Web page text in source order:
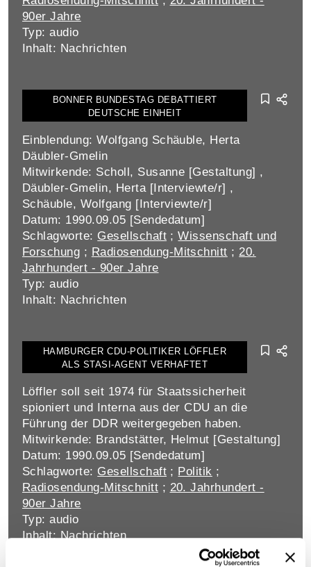
90er Jahre
Typ: audio
Inhalt: Nachrichten
BONNER BUNDESTAG DEBATTIERT
DEUTSCHE EINHEIT
Einblendung: Wolfgang Schäuble, Herta
Däubler-Gmelin
Mitwirkende: Scholl, Susanne [Gestaltung] ,
Däubler-Gmelin, Herta [Interviewte/r] ,
Schäuble, Wolfgang [Interviewte/r]
Datum: 1990.09.05 [Sendedatum]
Schlagworte: Gesellschaft ;Wissenschaft und
Forschung ; Radiosendung-Mitschnitt ; 20.
Jahrhundert - 90er Jahre
Typ: audio
Inhalt: Nachrichten
HAMBURGER CDU-POLITIKER LÖFFLER
ALS STASI-AGENT VERHAFTET
Löffler soll seit 1974 für Staatssicherheit
spioniert und Interna aus der CDU an die
Führung der DDR weitergegeben haben.
Mitwirkende: Brandstätter, Helmut [Gestaltung]
Datum: 1990.09.05 [Sendedatum]
Schlagworte: Gesellschaft ; Politik ;
Radiosendung-Mitschnitt ; 20. Jahrhundert -
90er Jahre
Typ: audio
Inhalt: Nachrichten